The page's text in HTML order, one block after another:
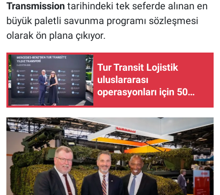
Transmissiontarihindeki tek seferde alınan en
büyük paletli savunma programı sözleşmesi
olarak ön plana çıkıyor.
Tur Transit Lojistik
uluslararası
operasyonları için 50